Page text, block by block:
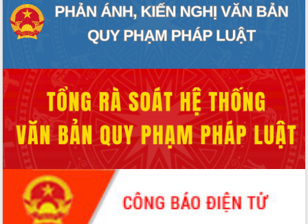
HĐND tỉnh thông qua điều chỉnh Quy
hoạch tỉnh thời kỳ 2021-2030
Hội thảo góp ý hồ sơ điều chỉnh quy
Nâng cao hiệu quả hoạt động của các
doanh nghiệp nhà nước
Hội nghị triển khai kết nối mạng
truyền số liệu chuyên dùng phục vụ cơ
quan Đảng, Nhà nước
Lễ phát động chuỗi hoạt động chung
tay làm sạch môi trường
Xã Ea Kar bước chuyển mình trong
công tác cải cách hành chính mô hình
mới